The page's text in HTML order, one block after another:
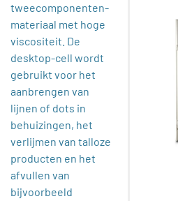
tweecomponenten-
materiaal met hoge
viscositeit. De
desktop-cell wordt
gebruikt voor het
aanbrengen van
lijnen of dots in
behuizingen, het
verlijmen van talloze
producten en het
afvullen van
bijvoorbeeld